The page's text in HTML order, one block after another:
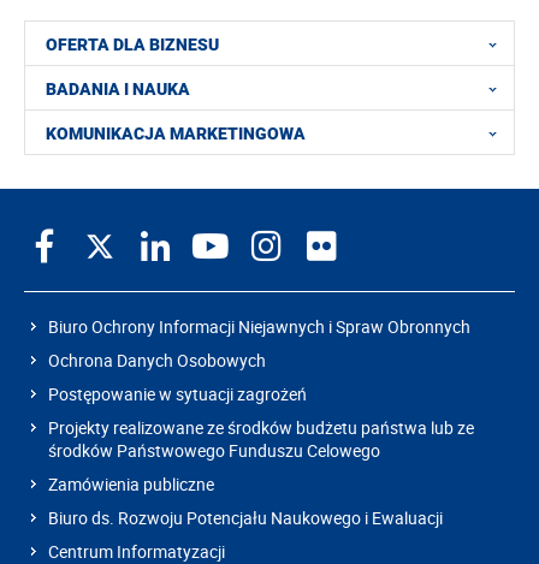
OFERTA DLA BIZNESU
BADANIA I NAUKA
KOMUNIKACJA MARKETINGOWA
Biuro Ochrony Informacji Niejawnych i Spraw Obronnych
Ochrona Danych Osobowych
Postępowanie w sytuacji zagrożeń
Projekty realizowane ze środków budżetu państwa lub ze
środków Państwowego Funduszu Celowego
Zamówienia publiczne
Biuro ds. Rozwoju Potencjału Naukowego i Ewaluacji
Centrum Informatyzacji